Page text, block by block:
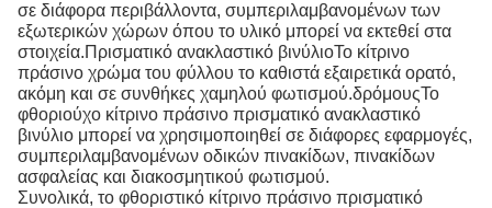
σε διάφορα περιβάλλοντα, συμπεριλαμβανομένων των
εξωτερικών χώρων όπου το υλικό μπορεί να εκτεθεί στα
στοιχεία.Πρισματικό ανακλαστικό βινύλιοΤο κίτρινο
πράσινο χρώμα του φύλλου το καθιστά εξαιρετικά ορατό,
ακόμη και σε συνθήκες χαμηλού φωτισμού.δρόμουςΤο
φθοριούχο κίτρινο πράσινο πρισματικό ανακλαστικό
βινύλιο μπορεί να χρησιμοποιηθεί σε διάφορες εφαρμογές,
συμπεριλαμβανομένων οδικών πινακίδων, πινακίδων
ασφαλείας και διακοσμητικού φωτισμού.
Συνολικά, το φθοριστικό κίτρινο πράσινο πρισματικό